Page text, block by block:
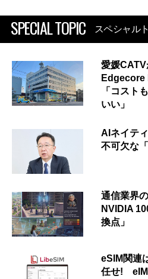
SPECIAL TOPIC スペシャル
愛媛
Edgecore
「コスト
いい」
AIネイテ
不可欠な
通信業界
NVIDIA
換点」
eSIM関連
任せ! eIM